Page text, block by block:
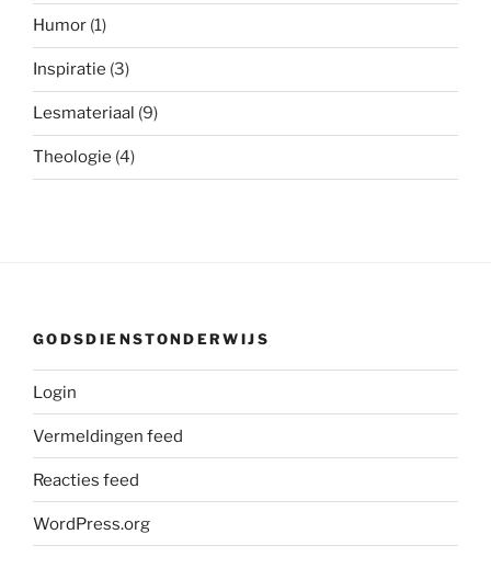
Humor (1)
Inspiratie (3)
Lesmateriaal (9)
Theologie (4)
GODSDIENSTONDERWIJS
Login
Vermeldingen feed
Reacties feed
WordPress.org